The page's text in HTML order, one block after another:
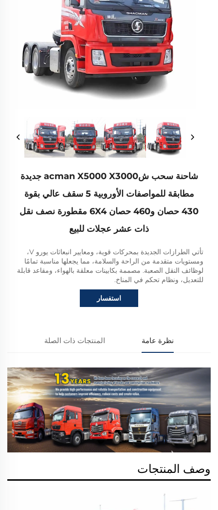
شاحنة سحب شacman X5000 X3000 جديدة
مطابقة للمواصفات الأوروبية 5 سقف عالي بقوة
430 حصان و460 حصان 6X4 مقطورة نصف نقل
ذات عشر عجلات للبيع
تأتي الطرازات الجديدة بمحركات قوية، ومعايير انبعاثات يورو V،
ومستويات متقدمة من الراحة والسلامة، مما يجعلها مناسبة تمامًا
لوظائف النقل الصعبة. مصممة بكابينات معلقة بالهواء، ومقاعد قابلة
للتعديل، ونظام تحكم في المناخ.
استفسار
نظرة عامة المنتجات ذات الصلة
وصف المنتجات